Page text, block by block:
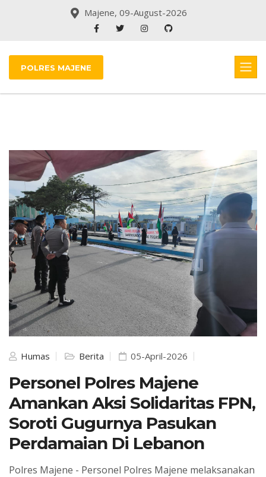
Majene, 09-August-2026
POLRES MAJENE
Humas Berita 05-April-2026
Personel Polres Majene
Amankan Aksi Solidaritas FPN,
Soroti Gugurnya Pasukan
Perdamaian Di Lebanon
Polres Majene - Personel Polres Majene melaksanakan